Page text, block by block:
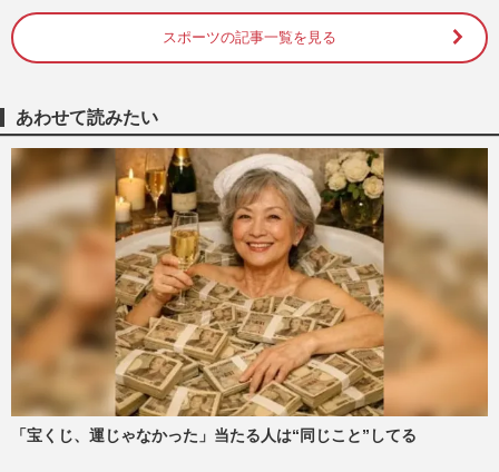
2026/8/6
響「品格ある大人の男性になった」プロ4
周年で“つづきのはじまり…
週刊女性PRIME
スピードスケート高木美帆が引退「恵まれ
た時代に生まれた」、大谷翔平に羽生結弦
ら94年“黄金アスリート世…
週刊女性PRIME 2026/4/9
羽生結弦は“集大成”ライブ開催、浅田真央
はコーチ実戦デビュー「レジェンドスケー
ター」の色褪せぬ現在地
週刊女性PRIME
スポーツの記事一覧を見る
あわせて読みたい
「宝くじ、運じゃなかった」当たる人は“同じこと”してる